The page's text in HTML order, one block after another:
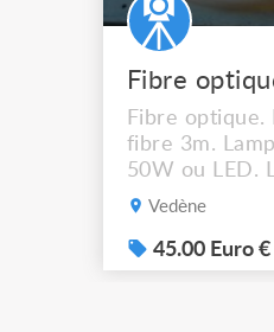
Fibre
Fibre optique.
fibre 3m.
50W ou LED.
possible.
Vedène
45.00 Euro €